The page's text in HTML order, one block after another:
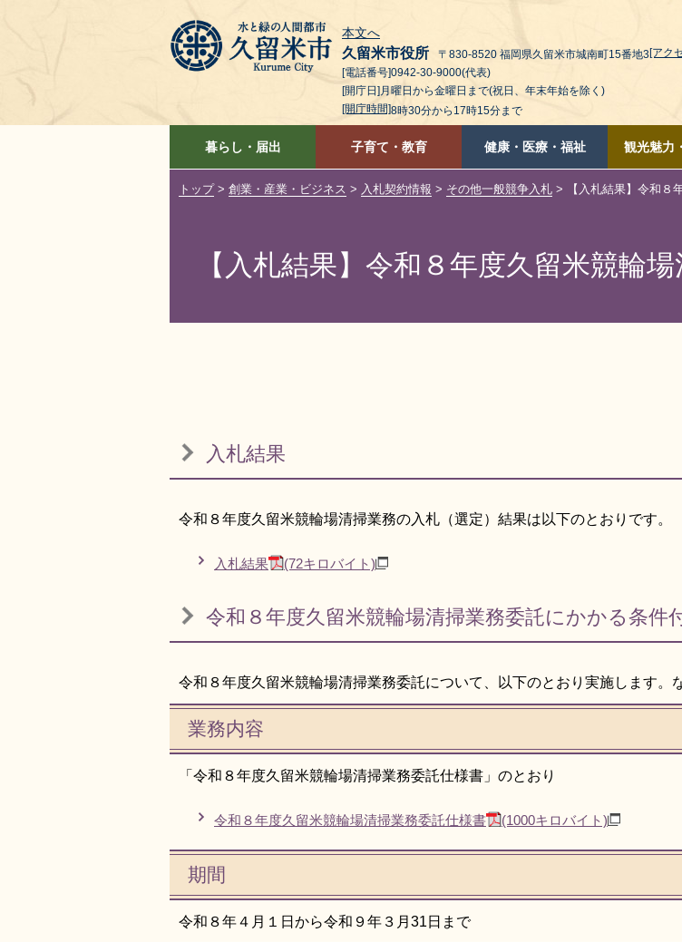
本文へ
久留米市役所 〒830-8520 福岡県久留米市城南町15番地3[アク
[電話番号]0942-30-9000(代表)
[開庁日]月曜日から金曜日まで(祝日、年末年始を除く)
[開庁時間]8時30分から17時15分まで
暮らし・届出 子育て・教育 健康・医療・福祉 観光魅力
トップ> 創業・産業・ビジネス > 入札契約情報 > その他一般競争入札 > 【入札結果】令和８
【入札結果】令和８年度久留米競輪
入札結果
令和８年度久留米競輪場清掃業務の入札（選定）結果は以下のとおりです。
入札結果 (72キロバイト)
令和８年度久留米競輪場清掃業務委託にかかる条件
令和８年度久留米競輪場清掃業務委託について、以下のとおり実施します。
業務内容
「令和８年度久留米競輪場清掃業務委託仕様書」のとおり
令和８年度久留米競輪場清掃業務委託仕様書 (1000キロバイト)
期間
令和８年４月１日から令和９年３月31日まで